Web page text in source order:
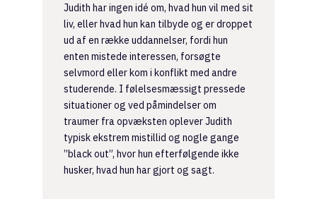
Judith har ingen idé om, hvad hun vil med sit
liv, eller hvad hun kan tilbyde og er droppet
ud af en række uddannelser, fordi hun
enten mistede interessen, forsøgte
selvmord eller kom i konflikt med andre
studerende. I følelsesmæssigt pressede
situationer og ved påmindelser om
traumer fra opvæksten oplever Judith
typisk ekstrem mistillid og nogle gange
”black out”, hvor hun efterfølgende ikke
husker, hvad hun har gjort og sagt.